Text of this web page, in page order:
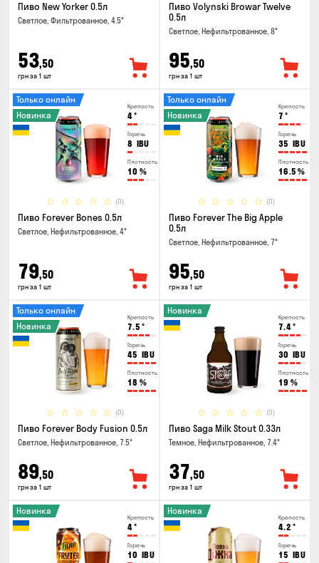
Пиво New Yorker 0.5л
Светлое, Фильтрованное, 4.5°
53,50
грн за 1 шт
Пиво Volynski Browar Twelve
0.5л
Светлое, Нефильтрованное, 8°
95,50
грн за 1 шт
Крепость
4°
Горечь
8 IBU
Плотность
10 %
(0)
Только онлайн
Новинка
Пиво Forever Bones 0.5л
Светлое, Нефильтрованное, 4°
79,50
грн за 1 шт
Крепость
7 °
Горечь
35 IBU
Плотность
16.5 %
(0)
Только онлайн
Новинка
Пиво Forever The Big Apple
0.5л
Светлое, Нефильтрованное, 7°
95,50
грн за 1 шт
Крепость
7.5 °
Горечь
45 IBU
Плотность
18 %
(0)
Только онлайн
Новинка
Пиво Forever Body Fusion 0.5л
Светлое, Нефильтрованное, 7.5°
89,50
грн за 1 шт
Крепость
7.4°
Горечь
30 IBU
Плотность
19 %
(0)
Новинка
Пиво Saga Milk Stout 0.33л
Темное, Нефильтрованное, 7.4°
37,50
грн за 1 шт
Крепость
4°
Горечь
10 IBU
Новинка
Крепость
4.2 °
Горечь
15 IBU
Новинка